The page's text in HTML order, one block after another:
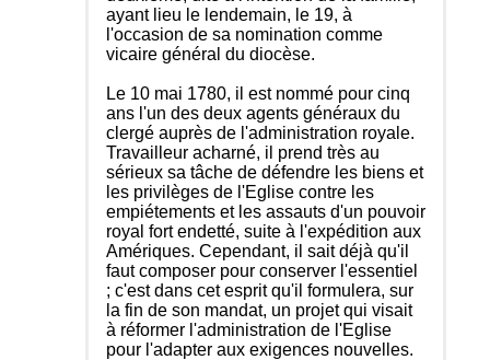
ayant lieu le lendemain, le 19, à
l'occasion de sa nomination comme
vicaire général du diocèse.
Le 10 mai 1780, il est nommé pour cinq
ans l'un des deux agents généraux du
clergé auprès de l'administration royale.
Travailleur acharné, il prend très au
sérieux sa tâche de défendre les biens et
les privilèges de l'Eglise contre les
empiétements et les assauts d'un pouvoir
royal fort endetté, suite à l'expédition aux
Amériques. Cependant, il sait déjà qu'il
faut composer pour conserver l'essentiel
; c'est dans cet esprit qu'il formulera, sur
la fin de son mandat, un projet qui visait
à réformer l'administration de l'Eglise
pour l'adapter aux exigences nouvelles.